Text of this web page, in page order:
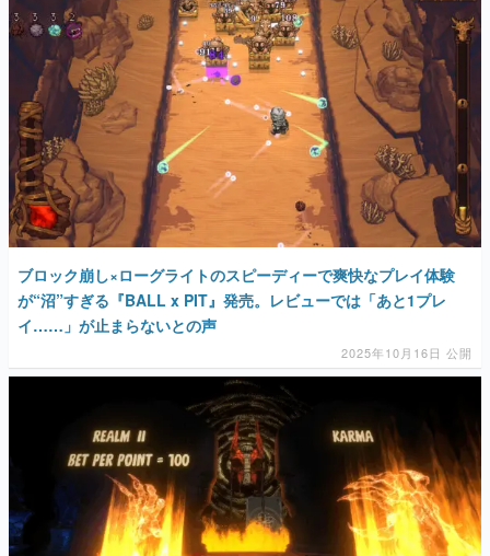
ブロック崩し×ローグライトのスピーディーで爽快なプレイ体験
が“沼”すぎる『BALL x PIT』発売。レビューでは「あと1プレ
イ……」が止まらないとの声
2025年10月16日 公開